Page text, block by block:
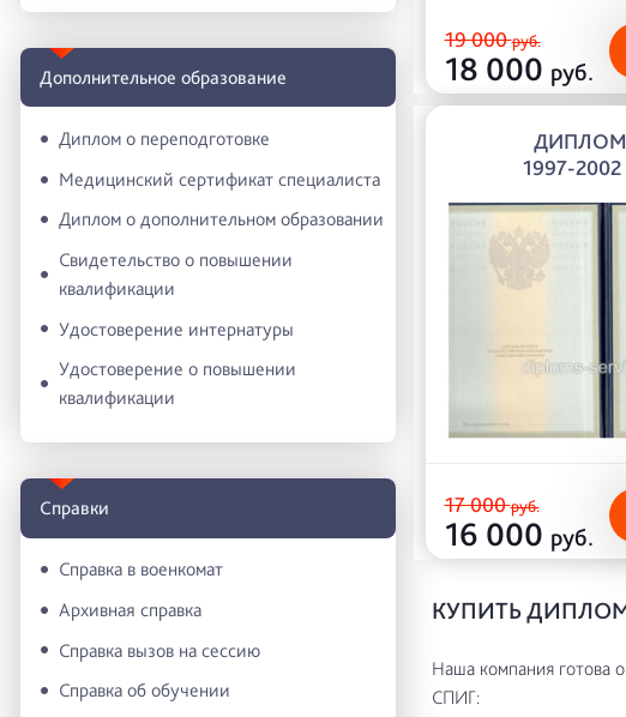
Дополнительное образование
Диплом о переподготовке
Медицинский сертификат специалиста
Диплом о дополнительном образовании
Свидетельство о повышении
квалификации
Удостоверение интернатуры
Удостоверение о повышении
квалификации
Справки
Справка в военкомат
Архивная справка
Справка вызов на сессию
Справка об обучении
19 000руб.
18 000 руб.
ДИПЛОМ
1997-
17 000руб.
16 000 руб.
КУПИТЬ
Наша компания готова
СПИГ: